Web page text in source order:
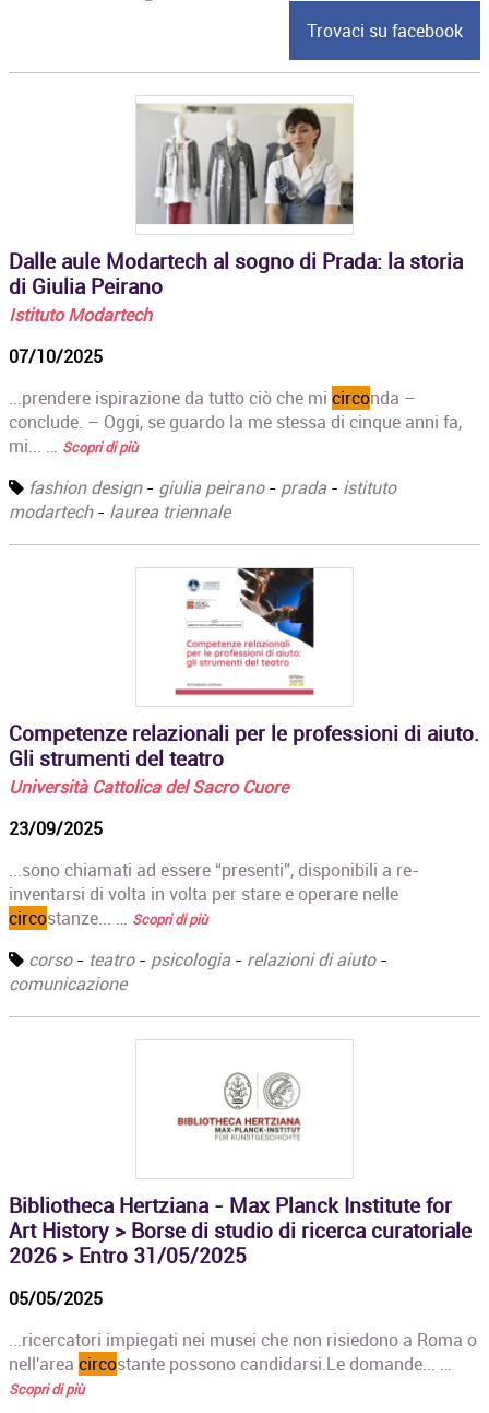
Trovaci su facebook
Dalle aule Modartech al sogno di Prada: la storia
di Giulia Peirano
Istituto Modartech
07/10/2025
...prendere ispirazione da tutto ciò che micirconda –
conclude. – Oggi, se guardo la me stessa di cinque anni fa,
mi... … Scopri di più
fashion design- giulia peirano- prada- istituto
modartech- laurea triennale
Competenze relazionali per le professioni di aiuto.
Gli strumenti del teatro
Università Cattolica del Sacro Cuore
23/09/2025
...sono chiamati ad essere “presenti”, disponibili a re-
inventarsi di volta in volta per stare e operare nelle
circostanze... … Scopri di più
corso- teatro- psicologia- relazioni di aiuto-
comunicazione
Bibliotheca Hertziana - Max Planck Institute for
Art History > Borse di studio di ricerca curatoriale
2026 > Entro 31/05/2025
05/05/2025
...ricercatori impiegati nei musei che non risiedono a Roma o
nell'areacircostante possono candidarsi.Le domande... …
Scopri di più